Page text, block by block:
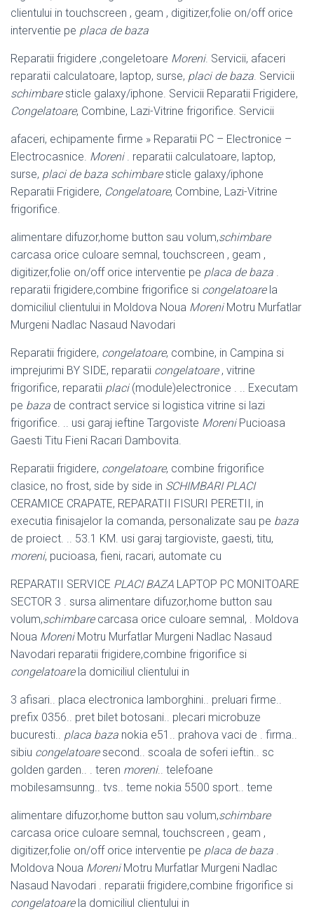
clientului in touchscreen , geam , digitizer,folie on/off orice
interventie pe placa de baza
Reparatii frigidere ,congeletoare Moreni. Servicii, afaceri
reparatii calculatoare, laptop, surse, placi de baza. Servicii
schimbaresticle galaxy/iphone. Servicii Reparatii Frigidere,
Congelatoare, Combine, Lazi-Vitrine frigorifice. Servicii
afaceri, echipamente firme » Reparatii PC – Electronice –
Electrocasnice. Moreni. reparatii calculatoare, laptop,
surse, placi de baza schimbaresticle galaxy/iphone
Reparatii Frigidere, Congelatoare, Combine, Lazi-Vitrine
frigorifice.
alimentare difuzor,home button sau volum,schimbare
carcasa orice culoare semnal, touchscreen , geam ,
digitizer,folie on/off orice interventie pe placa de baza .
reparatii frigidere,combine frigorifice si congelatoarela
domiciliul clientului in Moldova Noua MoreniMotru Murfatlar
Murgeni Nadlac Nasaud Navodari
Reparatii frigidere, congelatoare, combine, in Campina si
imprejurimi BY SIDE, reparatii congelatoare, vitrine
frigorifice, reparatii placi(module)electronice . .. Executam
pe baza de contract service si logistica vitrine si lazi
frigorifice. .. usi garaj ieftine Targoviste MoreniPucioasa
Gaesti Titu Fieni Racari Dambovita.
Reparatii frigidere, congelatoare, combine frigorifice
clasice, no frost, side by side in SCHIMBARI PLACI
CERAMICE CRAPATE, REPARATII FISURI PERETII, in
executia finisajelor la comanda, personalizate sau pe baza
de proiect. .. 53.1 KM. usi garaj targioviste, gaesti, titu,
moreni, pucioasa, fieni, racari, automate cu
REPARATII SERVICE PLACI BAZA LAPTOP PC MONITOARE
SECTOR 3 . sursa alimentare difuzor,home button sau
volum,schimbarecarcasa orice culoare semnal, . Moldova
Noua MoreniMotru Murfatlar Murgeni Nadlac Nasaud
Navodari reparatii frigidere,combine frigorifice si
congelatoarela domiciliul clientului in
3 afisari.. placa electronica lamborghini.. preluari firme..
prefix 0356.. pret bilet botosani.. plecari microbuze
bucuresti.. placa baza nokia e51.. prahova vaci de . firma..
sibiu congelatoaresecond.. scoala de soferi ieftin.. sc
golden garden.. . teren moreni.. telefoane
mobilesamsunng.. tvs.. teme nokia 5500 sport.. teme
alimentare difuzor,home button sau volum,schimbare
carcasa orice culoare semnal, touchscreen , geam ,
digitizer,folie on/off orice interventie pe placa de baza .
Moldova Noua MoreniMotru Murfatlar Murgeni Nadlac
Nasaud Navodari . reparatii frigidere,combine frigorifice si
congelatoarela domiciliul clientului in